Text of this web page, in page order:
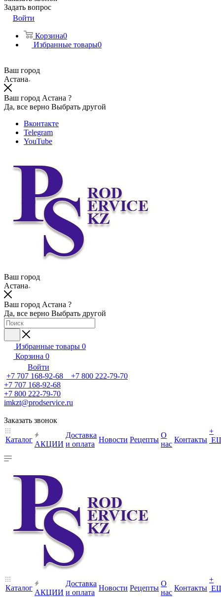
Задать вопрос
Войти
Корзина0
Избранные товары0
Ваш город
Астана
Ваш город Астана ?
Да, все верно Выбрать другой
Вконтакте
Telegram
YouTube
Ваш город
Астана
Ваш город Астана ?
Да, все верно Выбрать другой
Избранные товары 0
Корзина 0
Войти
+7 707 168-92-68 +7 800 222-79-70
+7 707 168-92-68
+7 800 222-79-70
imkzt@prodservice.ru
Заказать звонок
Каталог
АКЦИИ
Доставка
и оплата
Новости Рецепты
О
нас
Контакты
+
Каталог
АКЦИИ
Доставка
и оплата
Новости Рецепты
О
нас
Контакты
+